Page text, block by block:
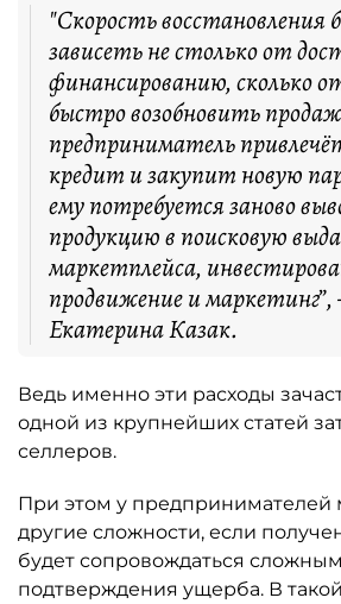
"Скорость восстановления
зависеть не столько от
финансированию, сколько
быстро возобновить
предприниматель
кредит и закупит новую
ему потребуется заново
продукцию в поисковую
маркетплейса,
продвижение и
Екатерина Казак.
Ведь именно эти расходы
одной из крупнейших статей
селлеров.
При этом у предпринимателей
другие сложности, если
будет сопровождаться
подтверждения ущерба. В